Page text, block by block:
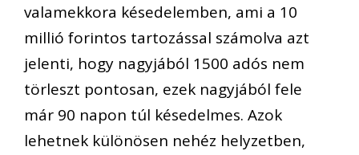
valamekkora késedelemben, ami a 10
millió forintos tartozással számolva azt
jelenti, hogy nagyjából 1500 adós nem
törleszt pontosan, ezek nagyjából fele
már 90 napon túl késedelmes. Azok
lehetnek különösen nehéz helyzetben,